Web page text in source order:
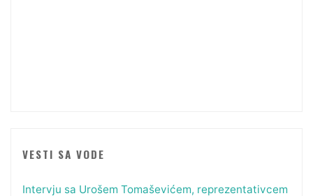
VESTI SA VODE
Intervju sa Urošem Tomaševićem, reprezentativcem